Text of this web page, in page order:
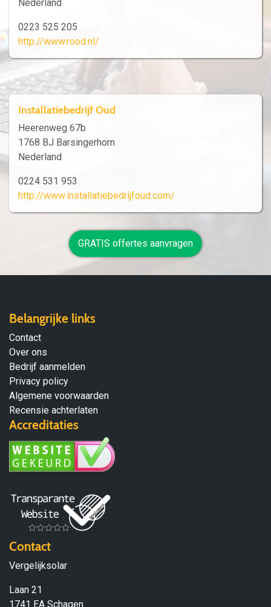
Nederland
0223 525 205
http://www.rood.nl/
Installatiebedrijf Oud
Heerenweg 67b
1768 BJ Barsingerhorn
Nederland
0224 531 953
http://www.installatiebedrijfoud.com/
GRATIS offertes aanvragen
Belangrijke links
Contact
Over ons
Bedrijf aanmelden
Privacy policy
Algemene voorwaarden
Recensie achterlaten
Accreditaties
Contact
Vergelijksolar
Laan 21
1741 EA Schagen